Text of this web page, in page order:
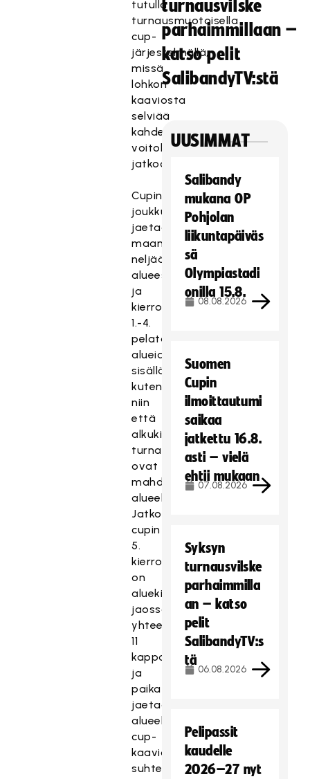
tutulla
turnausmuotoisella
cup-
järjestelmällä,
missä
lohkon
kaaviosta
selviää
kahdella
voitolla
jatkoon.
Cupin
joukkueet
jaetaan
maantieteellisesti
neljään
alueeseen
ja
kierrokset
1.-4.
pelataan
alueiden
sisällä,
kutenkin
niin
että
alkukierrosten
turnaukset
ovat
mahdollisimman
alueellisia.
Jatkopaikkoja
cupin
5.
kierrokselle
on
aluekierroksilla
jaossa
yhteensä
11
kappaletta
ja
paikat
jaetaan
alueellisille
cup-
kaavioille
suhteessa
turnausvilske
parhaimmillaan –
katso pelit
SalibandyTV:stä
UUSIMMAT
Salibandy
mukana OP
Pohjolan
liikuntapäiväs
sä
Olympiastadi
onilla 15.8.
08.08.2026
Suomen
Cupin
ilmoittautumi
saikaa
jatkettu 16.8.
asti – vielä
ehtii mukaan
07.08.2026
Syksyn
turnausvilske
parhaimmilla
an – katso
pelit
SalibandyTV:s
tä
06.08.2026
Pelipassit
kaudelle
2026–27 nyt